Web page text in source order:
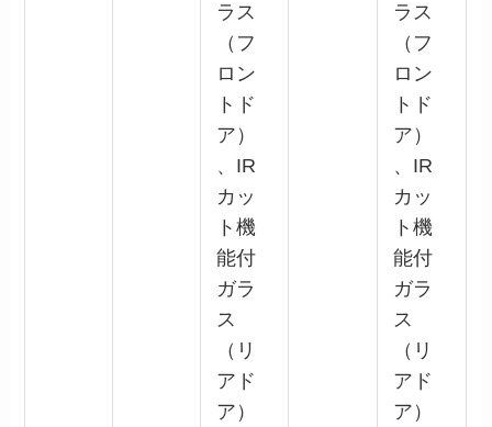
ラス
（フ
ロン
トド
ア）
、IR
カッ
ト機
能付
ガラ
ス
（リ
アド
ア）
ラス
（フ
ロン
トド
ア）
、IR
カッ
ト機
能付
ガラ
ス
（リ
アド
ア）